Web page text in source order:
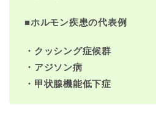
■ホルモン疾患の代表例
・クッシング症候群
・アジソン病
・甲状腺機能低下症